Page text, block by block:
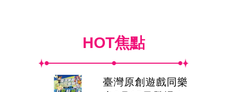
HOT焦點
臺灣原創遊戲同樂